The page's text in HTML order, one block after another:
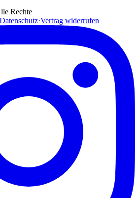
Rechte
Datenschutz·Vertrag widerrufen